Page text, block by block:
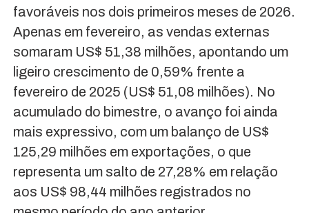
favoráveis nos dois primeiros meses de 2026.
Apenas em fevereiro, as vendas externas
somaram US$ 51,38 milhões, apontando um
ligeiro crescimento de 0,59% frente a
fevereiro de 2025 (US$ 51,08 milhões). No
acumulado do bimestre, o avanço foi ainda
mais expressivo, com um balanço de US$
125,29 milhões em exportações, o que
representa um salto de 27,28% em relação
aos US$ 98,44 milhões registrados no